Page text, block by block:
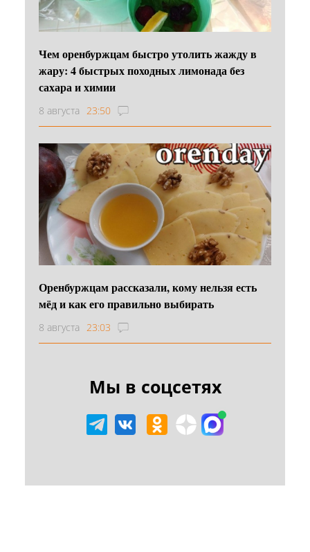
Чем оренбуржцам быстро утолить жажду в
жару: 4 быстрых походных лимонада без
сахара и химии
8 августа 23:50
Оренбуржцам рассказали, кому нельзя есть
мёд и как его правильно выбирать
8 августа 23:03
Мы в соцсетях